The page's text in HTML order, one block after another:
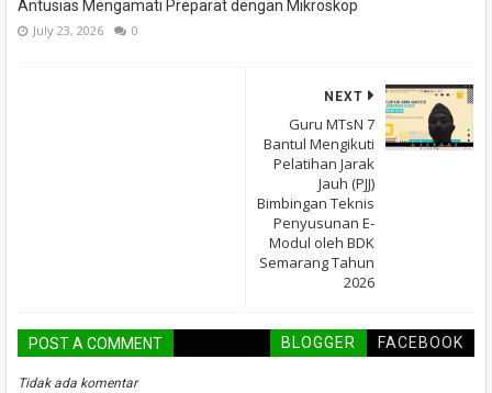
Antusias Mengamati Preparat dengan Mikroskop
July 23, 2026 0
NEXT
Guru MTsN 7
Bantul Mengikuti
Pelatihan Jarak
Jauh (PJJ)
Bimbingan Teknis
Penyusunan E-
Modul oleh BDK
Semarang Tahun
2026
POST A COMMENT BLOGGER FACEBOOK
Tidak ada komentar